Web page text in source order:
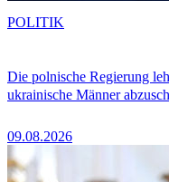
Die polnische Regierung
ukrainische Männer
09.08.2026
POLITIK